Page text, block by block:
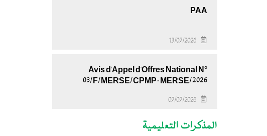
PAA
13/07/2026
Avis d'Appel d'Offres National N°
03/F/MERSE/CPMP-MERSE/2026
07/07/2026
المذكرات التعليمية